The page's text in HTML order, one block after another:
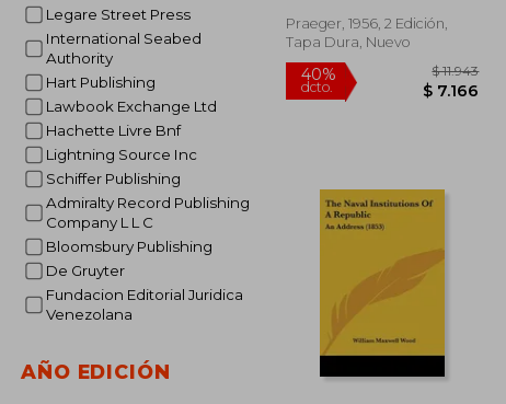
Legare Street Press
International Seabed
Authority
Hart Publishing
Lawbook Exchange Ltd
Hachette Livre Bnf
Lightning Source Inc
Schiffer Publishing
Admiralty Record Publishing
Company L L C
Bloomsbury Publishing
De Gruyter
Fundacion Editorial Juridica
Venezolana
AÑO EDICIÓN
Praeger, 1956, 2 Edición,
Tapa Dura, Nuevo
40%
dcto.